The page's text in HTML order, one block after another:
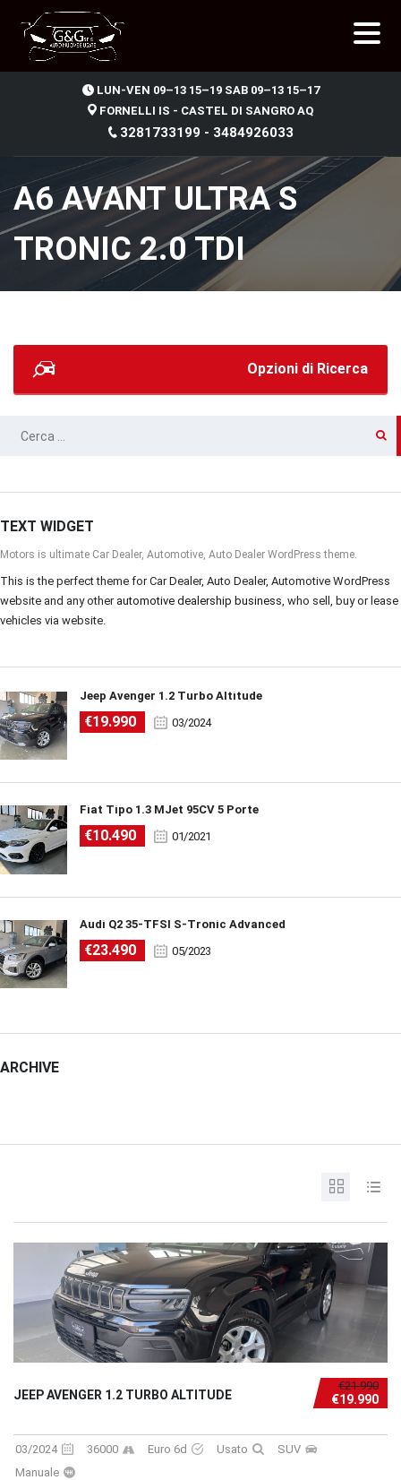
LUN-VEN 09–13 15–19 SAB 09–13 15–17
FORNELLI IS - CASTEL DI SANGRO AQ
3281733199 - 3484926033
A6 AVANT ULTRA S
TRONIC 2.0 TDI
Opzioni di Ricerca
RICERCA
TEXT WIDGET
Motors is ultimate Car Dealer, Automotive, Auto Dealer WordPress theme.
This is the perfect theme for Car Dealer, Auto Dealer, Automotive WordPress
website and any other automotive dealership business, who sell, buy or lease
vehicles via website.
Jeep Avenger 1.2 Turbo Altitude
€19.990 03/2024
Fiat Tipo 1.3 MJet 95CV 5 Porte
€10.490 01/2021
Audi Q2 35-TFSI S-Tronic Advanced
€23.490 05/2023
ARCHIVE
€21.990
€19.990
JEEP AVENGER 1.2 TURBO ALTITUDE
03/2024 36000 Euro 6d Usato
SUV
Manuale